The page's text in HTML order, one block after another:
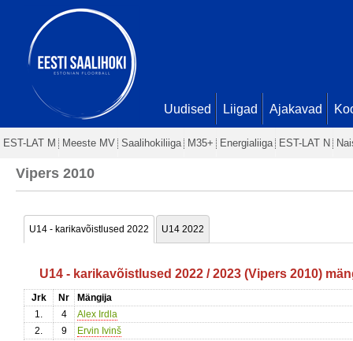
Uudised Liigad Ajakavad
EST-LAT M Meeste MV Saalihokiliiga M35+ Energialiiga EST-LAT N
Vipers 2010
U14 - karikavõistlused 2022 U14 2022
U14 - karikavõistlused 2022 / 2023 (Vipers 2010)
Jrk Nr
Mängija
1.
4
Alex Irdla
2.
9
Ervin Ivinš